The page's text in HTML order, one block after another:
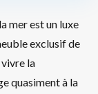
mer est un luxe
exclusif de
la
quasiment à la